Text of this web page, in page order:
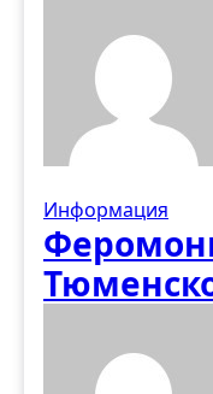
Информация